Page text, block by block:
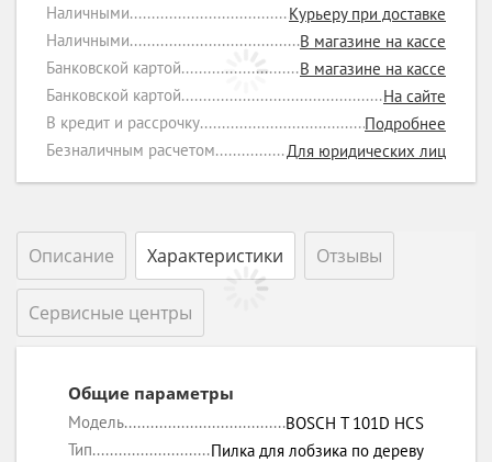
Наличными
Курьеру при доставке
Наличными
В магазине на кассе
Банковской картой
В магазине на кассе
Банковской картой
На сайте
В кредит и рассрочку
Подробнее
Безналичным расчетом
Для юридических лиц
Описание Характеристики Отзывы
Сервисные центры
Общие параметры
Модель
BOSCH T 101D HCS
Тип
Пилка для лобзика по дереву